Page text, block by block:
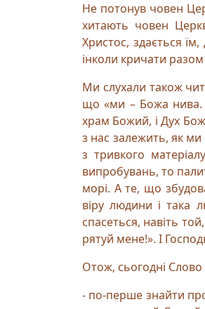
Не потонув човен
хитають човен
Христос, здається
інколи кричати
Ми слухали також
що «ми – Божа нива.
храм Божий, і Дух
з нас залежить, як ми
з тривкого
випробувань, то
морі. А те, що
віру людини і така
спасеться, навіть
рятуй мене!». І
Отож, сьогодні
- по-перше знайти